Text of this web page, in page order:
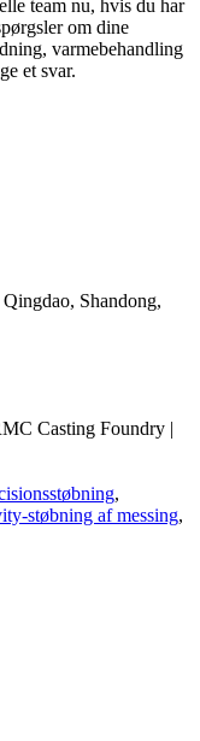
team nu, hvis du har
om dine
varmebehandling
et svar.
Shandong,
Casting Foundry |
,
støbning af messing,